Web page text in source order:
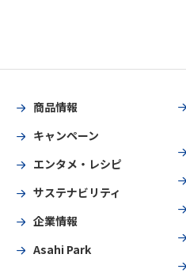
商品情報
キャンペーン
エンタメ・レシピ
サステナビリティ
企業情報
Asahi Park